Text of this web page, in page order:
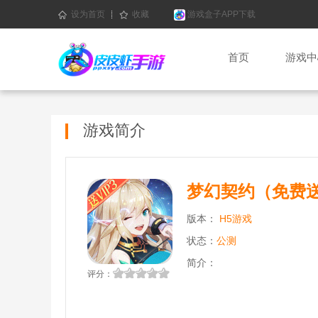
设为首页 收藏 游戏盒子APP下载
首页 游戏
游戏简介
评分：
梦幻契约（免费
版本： H5游戏
状态： 公测
简介：